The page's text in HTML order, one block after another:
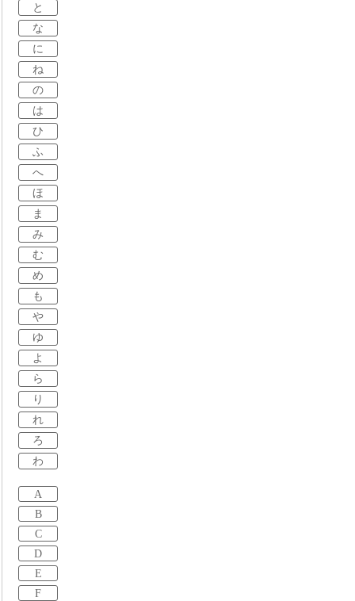
と
な
に
ね
の
は
ひ
ふ
へ
ほ
ま
み
む
め
も
や
ゆ
よ
ら
り
れ
ろ
わ
A
B
C
D
E
F